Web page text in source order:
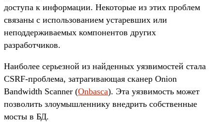
доступа к информации. Некоторые из этих проблем
связаны с использованием устаревших или
неподдерживаемых компонентов других
разработчиков.
Наиболее серьезной из найденных уязвимостей стала
CSRF-проблема, затрагивающая сканер Onion
Bandwidth Scanner (Onbasca). Эта уязвимость может
позволить злоумышленнику внедрить собственные
мосты в БД.